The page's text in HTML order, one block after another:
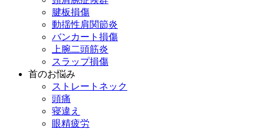
腱板損傷
動揺性肩関節炎
バンカート損傷
上腕二頭筋炎
スラップ損傷
首のお悩み
ストレートネック
頭痛
寝違え
眼精疲労